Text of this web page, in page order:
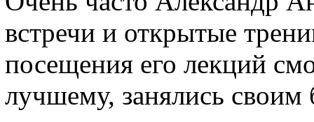
встречи и открытые
посещения его лекций
лучшему, занялись своим